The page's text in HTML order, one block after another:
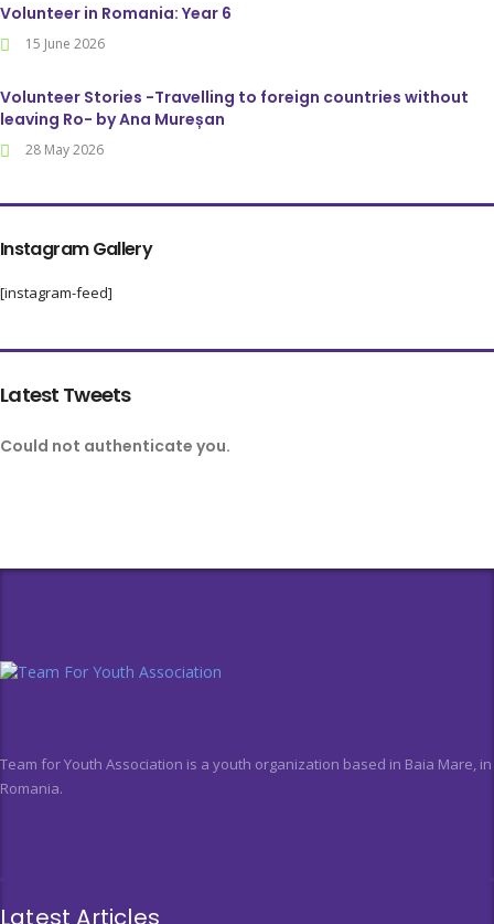
Volunteer in Romania: Year 6
15 June 2026
Volunteer Stories -Travelling to foreign countries without
leaving Ro- by Ana Mureșan
28 May 2026
Instagram Gallery
[instagram-feed]
Latest Tweets
Could not authenticate you.
Team for Youth Association is a youth organization based in Baia Mare, in
Romania.
Latest Articles